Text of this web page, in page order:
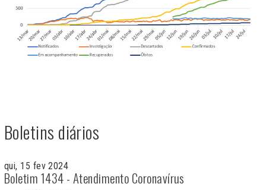
Boletins diários
qui, 15 fev 2024
Boletim 1434 - Atendimento Coronavírus